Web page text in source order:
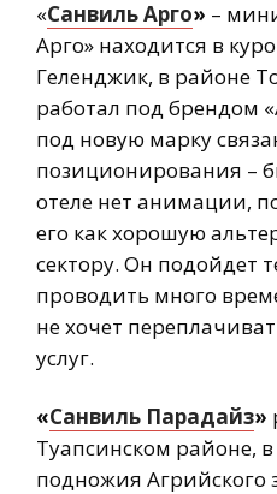
«Санвиль Арго» –
Арго» находится в
Геленджик, в районе
работал под брендом
под новую марку
позиционирования –
отеле нет анимации,
его как хорошую
сектору. Он подойдет
проводить много
не хочет
услуг.
«Санвиль Парадайз»
Туапсинском районе,
подножия Агрийского